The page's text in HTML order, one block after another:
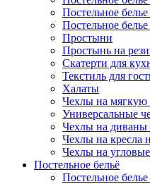
Постельное
Постельное
Простыни
Простынь на
Скатерти для
Текстиль для
Халаты
Чехлы на мягкую
Универсальные
Чехлы на диваны
Чехлы на кресла
Чехлы на
Постельное бельё
Постельное